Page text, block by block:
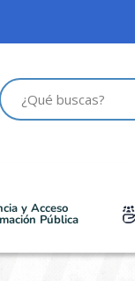
y Acceso
Pública